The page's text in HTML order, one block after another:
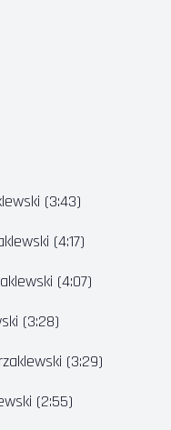
(3:43)
(4:17)
(4:07)
(3:28)
(3:29)
(2:55)